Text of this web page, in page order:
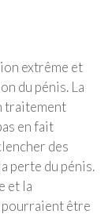
extrême et
du pénis. La
traitement
en fait
des
perte du pénis.
et la
pourraient être